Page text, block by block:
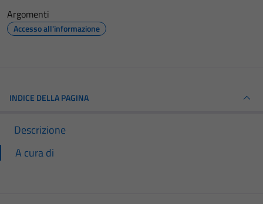
Argomenti
Accesso all'informazione
INDICE DELLA PAGINA
Descrizione
A cura di